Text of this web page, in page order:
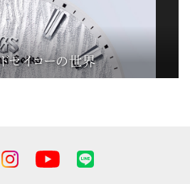
セイコーの世界